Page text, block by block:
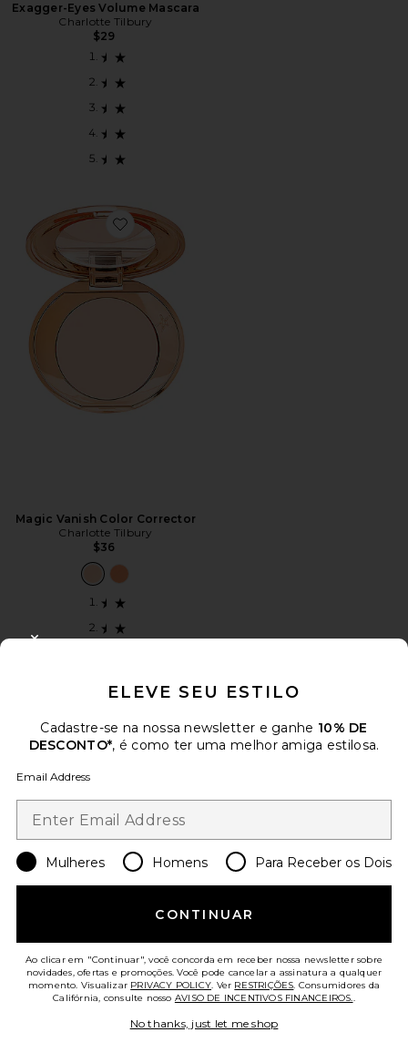
Exagger-Eyes Volume Mascara
Charlotte Tilbury
$29
Favorite Magic Vanish Color Corrector
Magic Vanish Color Corrector
Charlotte Tilbury
$36
ELEVE SEU ESTILO
Cadastre-se na nossa newsletter e ganhe 10% DE
DESCONTO*, é como ter uma melhor amiga estilosa.
Email Address
Mulheres Homens Para Receber os Dois
CONTINUAR
Ao clicar em "Continuar", você concorda em receber nossa newsletter sobre
novidades, ofertas e promoções. Você pode cancelar a assinatura a qualquer
momento. Visualizar PRIVACY POLICY. Ver RESTRIÇÕES. Consumidores da
Califórnia, consulte nosso AVISO DE INCENTIVOS FINANCEIROS..
No thanks, just let me shop